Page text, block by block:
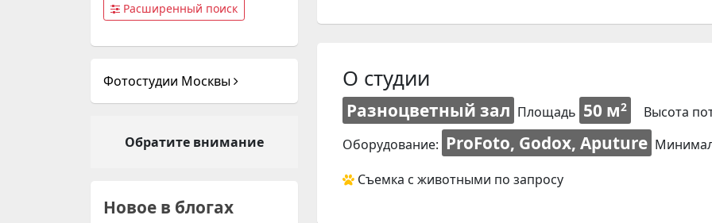
О студии
Разноцветный зал Площадь 50 м2
Высота
Оборудование: ProFoto, Godox, Aputure
Съемка с животными по запросу
Расширенный поиск
Фотостудии Москвы
Обратите внимание
Новое в блогах